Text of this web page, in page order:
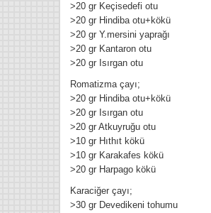
>20 gr Keçisedefi otu
>20 gr Hindiba otu+kökü
>20 gr Y.mersini yaprağı
>20 gr Kantaron otu
>20 gr Isırgan otu
Romatizma çayı;
>20 gr Hindiba otu+kökü
>20 gr Isırgan otu
>20 gr Atkuyruğu otu
>10 gr Hıthıt kökü
>10 gr Karakafes kökü
>20 gr Harpago kökü
Karaciğer çayı;
>30 gr Devedikeni tohumu